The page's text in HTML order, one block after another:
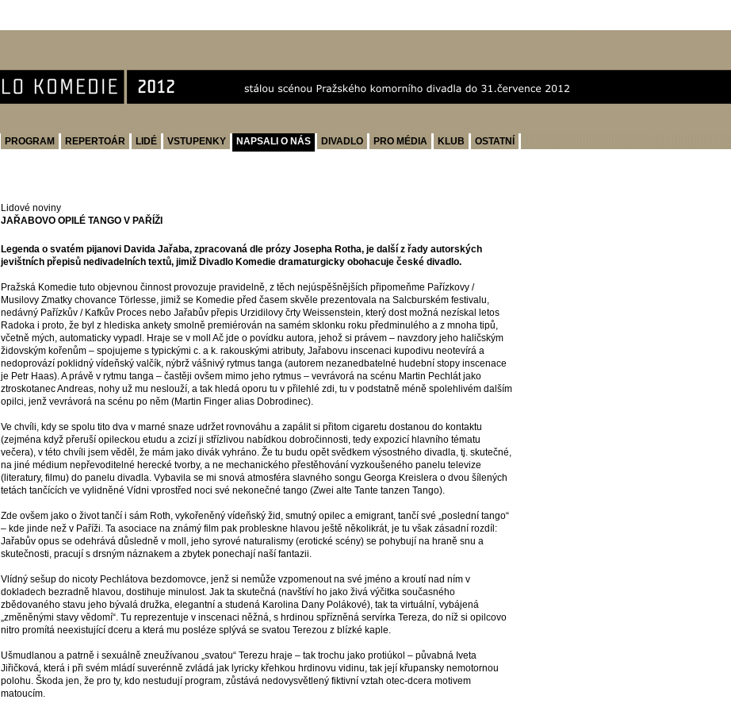
PROGRAM REPERTOÁR LIDÉ VSTUPENKY NAPSALI O NÁS DIVADLO PRO MÉDIA KLUB
OSTATNÍ
Lidové noviny
JAŘABOVO OPILÉ TANGO V PAŘÍŽI
Legenda o svatém pijanovi Davida Jařaba, zpracovaná dle prózy Josepha Rotha, je další z řady autorských
jevištních přepisů nedivadelních textů, jimiž Divadlo Komedie dramaturgicky obohacuje české divadlo.
Pražská Komedie tuto objevnou činnost provozuje pravidelně, z těch nejúspěšnějších připomeňme Pařízkovy /
Musilovy Zmatky chovance Törlesse, jimiž se Komedie před časem skvěle prezentovala na Salcburském festivalu,
nedávný Pařízkův / Kafkův Proces nebo Jařabův přepis Urzidilovy črty Weissenstein, který dost možná nezískal letos
Radoka i proto, že byl z hlediska ankety smolně premiérován na samém sklonku roku předminulého a z mnoha tipů,
včetně mých, automaticky vypadl. Hraje se v moll Ač jde o povídku autora, jehož si právem – navzdory jeho haličským
židovským kořenům – spojujeme s typickými c. a k. rakouskými atributy, Jařabovu inscenaci kupodivu neotevírá a
nedoprovází poklidný vídeňský valčík, nýbrž vášnivý rytmus tanga (autorem nezanedbatelné hudební stopy inscenace
je Petr Haas). A právě v rytmu tanga – častěji ovšem mimo jeho rytmus – vevrávorá na scénu Martin Pechlát jako
ztroskotanec Andreas, nohy už mu neslouží, a tak hledá oporu tu v přilehlé zdi, tu v podstatně méně spolehlivém dalším
opilci, jenž vevrávorá na scénu po něm (Martin Finger alias Dobrodinec).
Ve chvíli, kdy se spolu tito dva v marné snaze udržet rovnováhu a zapálit si přitom cigaretu dostanou do kontaktu
(zejména když přeruší opileckou etudu a zcizí ji střízlivou nabídkou dobročinnosti, tedy expozicí hlavního tématu
večera), v této chvíli jsem věděl, že mám jako divák vyhráno. Že tu budu opět svědkem výsostného divadla, tj. skutečné,
na jiné médium nepřevoditelné herecké tvorby, a ne mechanického přestěhování vyzkoušeného panelu televize
(literatury, filmu) do panelu divadla. Vybavila se mi snová atmosféra slavného songu Georga Kreislera o dvou šílených
tetách tančících ve vylidněné Vídni vprostřed noci své nekonečné tango (Zwei alte Tante tanzen Tango).
Zde ovšem jako o život tančí i sám Roth, vykořeněný vídeňský žid, smutný opilec a emigrant, tančí své „poslední tango“
– kde jinde než v Paříži. Ta asociace na známý film pak probleskne hlavou ještě několikrát, je tu však zásadní rozdíl:
Jařabův opus se odehrává důsledně v moll, jeho syrové naturalismy (erotické scény) se pohybují na hraně snu a
skutečnosti, pracují s drsným náznakem a zbytek ponechají naší fantazii.
Vlídný sešup do nicoty Pechlátova bezdomovce, jenž si nemůže vzpomenout na své jméno a kroutí nad ním v
dokladech bezradně hlavou, dostihuje minulost. Jak ta skutečná (navštíví ho jako živá výčitka současného
zbědovaného stavu jeho bývalá družka, elegantní a studená Karolina Dany Polákové), tak ta virtuální, vybájená
„změněnými stavy vědomí“. Tu reprezentuje v inscenaci něžná, s hrdinou spřízněná servírka Tereza, do níž si opilcovo
nitro promítá neexistující dceru a která mu posléze splývá se svatou Terezou z blízké kaple.
Ušmudlanou a patrně i sexuálně zneužívanou „svatou“ Terezu hraje – tak trochu jako protiúkol – půvabná Iveta
Jiřičková, která i při svém mládí suverénně zvládá jak lyricky křehkou hrdinovu vidinu, tak její křupansky nemotornou
polohu. Škoda jen, že pro ty, kdo nestudují program, zůstává nedovysvětlený fiktivní vztah otec-dcera motivem
matoucím.